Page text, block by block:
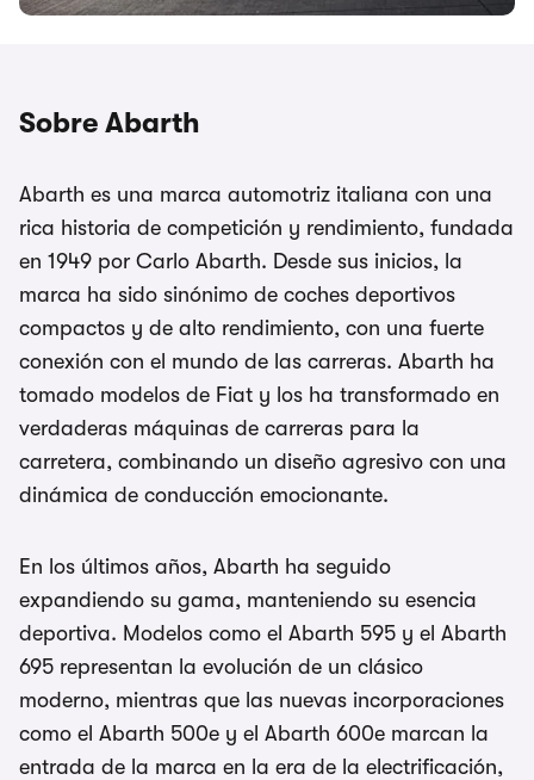
Sobre Abarth
Abarth es una marca automotriz italiana con una
rica historia de competición y rendimiento, fundada
en 1949 por Carlo Abarth. Desde sus inicios, la
marca ha sido sinónimo de coches deportivos
compactos y de alto rendimiento, con una fuerte
conexión con el mundo de las carreras. Abarth ha
tomado modelos de Fiat y los ha transformado en
verdaderas máquinas de carreras para la
carretera, combinando un diseño agresivo con una
dinámica de conducción emocionante.
En los últimos años, Abarth ha seguido
expandiendo su gama, manteniendo su esencia
deportiva. Modelos como el Abarth 595 y el Abarth
695 representan la evolución de un clásico
moderno, mientras que las nuevas incorporaciones
como el Abarth 500e y el Abarth 600e marcan la
entrada de la marca en la era de la electrificación,